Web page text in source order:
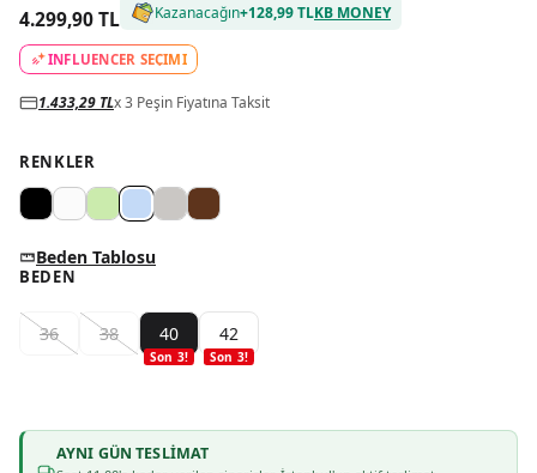
4.299,90 TL Kazanacağın+128,99 TLKB MONEY
INFLUENCER SEÇİMİ
1.433,29 TLx 3 Peşin Fiyatına Taksit
RENKLER
Beden Tablosu
BEDEN
36 38 40
Son 3!
42
Son 3!
AYNI GÜN TESLIMAT